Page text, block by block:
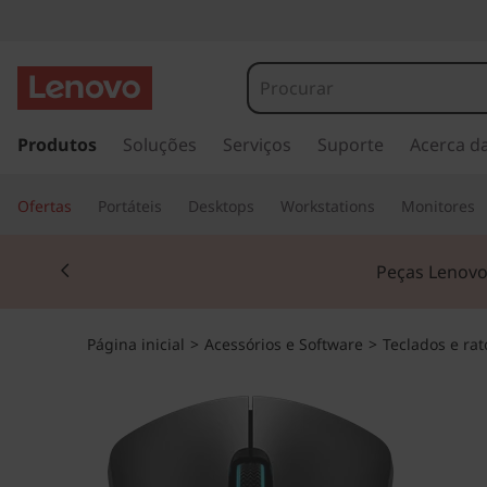
a
a
Produtos Soluções Serviços Suporte Acerca
Ofertas Portáteis Desktops Workstations Monitores
Peças
Currently displaying item 2 of 3
Página inicial > Acessórios e Software > Teclados e